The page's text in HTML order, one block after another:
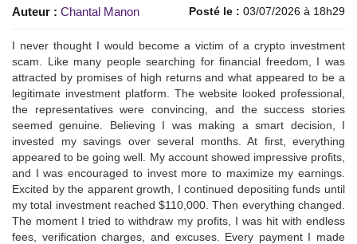
Auteur : Chantal Manon Posté le : 03/07/2026 à 18h29
I never thought I would become a victim of a crypto investment
scam. Like many people searching for financial freedom, I was
attracted by promises of high returns and what appeared to be a
legitimate investment platform. The website looked professional,
the representatives were convincing, and the success stories
seemed genuine. Believing I was making a smart decision, I
invested my savings over several months. At first, everything
appeared to be going well. My account showed impressive profits,
and I was encouraged to invest more to maximize my earnings.
Excited by the apparent growth, I continued depositing funds until
my total investment reached $110,000. Then everything changed.
The moment I tried to withdraw my profits, I was hit with endless
fees, verification charges, and excuses. Every payment I made